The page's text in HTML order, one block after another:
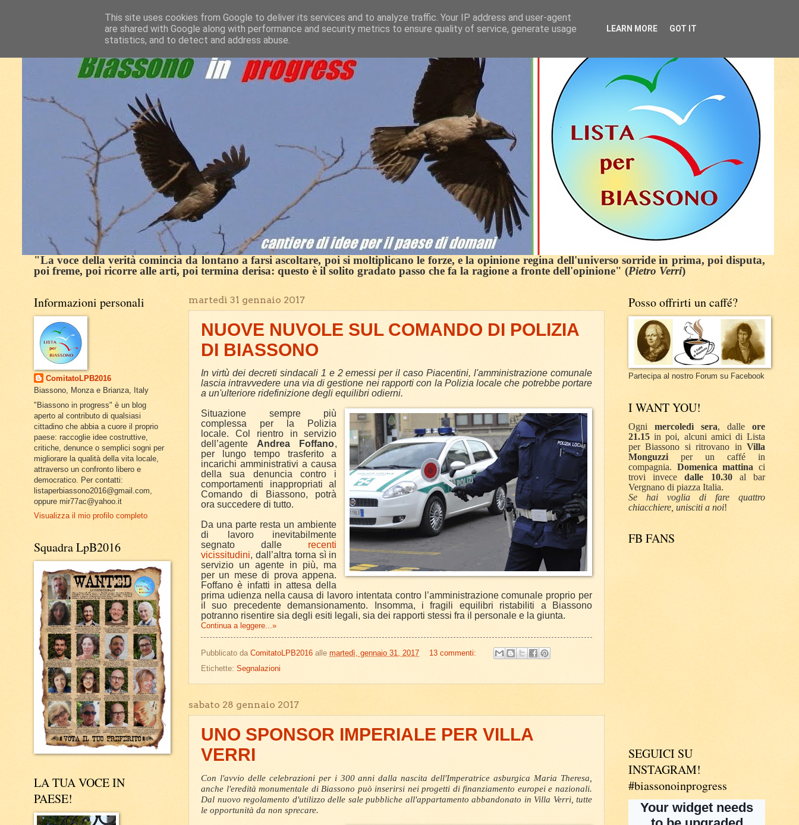
"La voce della verità comincia da lontano a farsi ascoltare, poi si moltiplicano le forze, e la opinione regina dell'universo sorride in prima, poi disputa,
poi freme, poi ricorre alle arti, poi termina derisa: questo è il solito gradato passo che fa la ragione a fronte dell'opinione" (Pietro Verri)
martedì 31 gennaio 2017
NUOVE NUVOLE SUL COMANDO DI POLIZIA
DI BIASSONO
In virtù dei decreti sindacali 1 e 2 emessi per il caso Piacentini, l'amministrazione comunale
lascia intravvedere una via di gestione nei rapporti con la Polizia locale che potrebbe portare
a un'ulteriore ridefinizione degli equilibri odierni.
Situazione sempre più
complessa per la Polizia
locale. Col rientro in servizio
dell’agenteAndrea Foffano,
per lungo tempo trasferito a
incarichi amministrativi a causa
della sua denuncia contro i
comportamenti inappropriati al
Comando di Biassono, potrà
ora succedere di tutto.
Da una parte resta un ambiente
di lavoro inevitabilmente
segnato dalle recenti
vicissitudini, dall’altra torna sì in
servizio un agente in più, ma
per un mese di prova appena.
Foffano è infatti in attesa della
prima udienza nella causa di lavoro intentata contro l’amministrazione comunale proprio per
il suo precedente demansionamento. Insomma, i fragili equilibri ristabiliti a Biassono
potranno risentire sia degli esiti legali, sia dei rapporti stessi fra il personale e la giunta.
Continua a leggere...»
Pubblicato da ComitatoLPB2016 alle martedì, gennaio 31, 2017
13 commenti:
Etichette: Segnalazioni
sabato 28 gennaio 2017
UNO SPONSOR IMPERIALE PER VILLA
VERRI
Con l'avvio delle celebrazioni per i 300 anni dalla nascita dell'Imperatrice asburgica Maria Theresa,
anche l'eredità monumentale di Biassono può inserirsi nei progetti di finanziamento europei e nazionali.
Dal nuovo regolamento d'utilizzo delle sale pubbliche all'appartamento abbandonato in Villa Verri, tutte
le opportunità da non sprecare.
Informazioni personali
ComitatoLPB2016
Biassono, Monza e Brianza, Italy
"Biassono in progress" è un blog
aperto al contributo di qualsiasi
cittadino che abbia a cuore il proprio
paese: raccoglie idee costruttive,
critiche, denunce o semplici sogni per
migliorare la qualità della vita locale,
attraverso un confronto libero e
democratico. Per contatti:
listaperbiassono2016@gmail.com,
oppure mir77ac@yahoo.it
Visualizza il mio profilo completo
Squadra LpB2016
LA TUA VOCE IN
PAESE!
Posso offrirti un caffé?
Partecipa al nostro Forum su Facebook
I WANT YOU!
Ogni mercoledì sera, dalle ore
21.15 in poi, alcuni amici di Lista
per Biassono si ritrovano in Villa
Monguzzi per un caffé in
compagnia. Domenica mattina ci
trovi invecedalle 10.30al bar
Vergnano di piazza Italia.
Se hai voglia di fare quattro
chiacchiere, unisciti a noi!
FB FANS
SEGUICI SU
INSTAGRAM!
#biassonoinprogress
This site uses cookies from Google to deliver its services and to analyze traffic. Your IP address and user-agent
are shared with Google along with performance and security metrics to ensure quality of service, generate usage
statistics, and to detect and address abuse.
LEARN MORE GOT IT